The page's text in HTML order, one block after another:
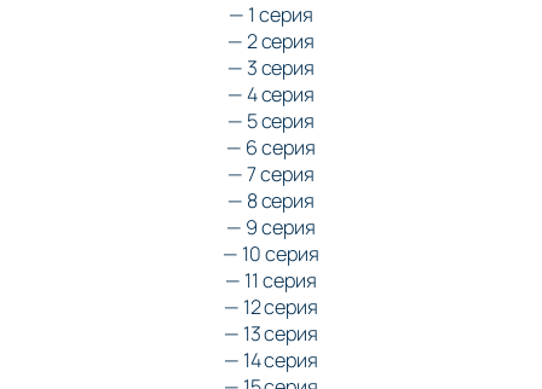
— 1 серия
— 2 серия
— 3 серия
— 4 серия
— 5 серия
— 6 серия
— 7 серия
— 8 серия
— 9 серия
— 10 серия
— 11 серия
— 12 серия
— 13 серия
— 14 серия